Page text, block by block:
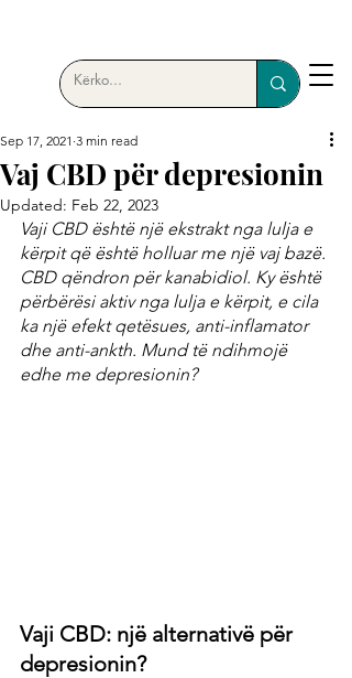
Vaj CBD për depresionin
Sep 17, 2021 3 min read
Updated: Feb 22, 2023
Vaji CBD është një ekstrakt nga lulja e
kërpit që është holluar me një vaj bazë.
CBD qëndron për kanabidiol. Ky është
përbërësi aktiv nga lulja e kërpit, e cila
ka një efekt qetësues, anti-inflamator
dhe anti-ankth. Mund të ndihmojë
edhe me depresionin?
Vaji CBD: një alternativë për
depresionin?